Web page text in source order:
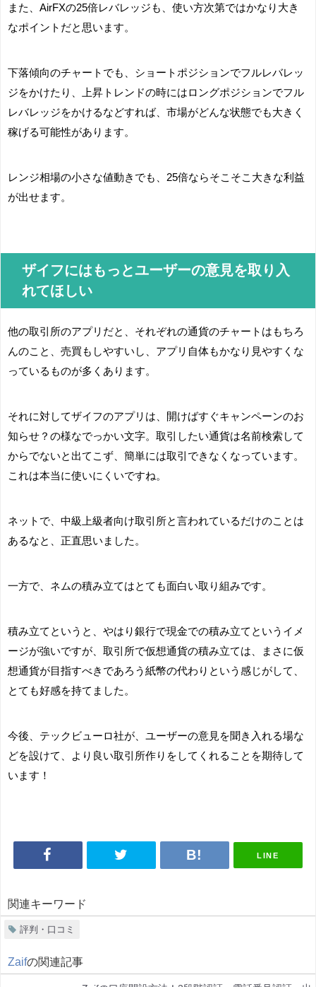
また、AirFXの25倍レバレッジも、使い方次第ではかなり大き
なポイントだと思います。
下落傾向のチャートでも、ショートポジションでフルレバレッ
ジをかけたり、上昇トレンドの時にはロングポジションでフル
レバレッジをかけるなどすれば、市場がどんな状態でも大きく
稼げる可能性があります。
レンジ相場の小さな値動きでも、25倍ならそこそこ大きな利益
が出せます。
ザイフにはもっとユーザーの意見を取り入
れてほしい
他の取引所のアプリだと、それぞれの通貨のチャートはもちろ
んのこと、売買もしやすいし、アプリ自体もかなり見やすくな
っているものが多くあります。
それに対してザイフのアプリは、開けばすぐキャンペーンのお
知らせ？の様なでっかい文字。取引したい通貨は名前検索して
からでないと出てこず、簡単には取引できなくなっています。
これは本当に使いにくいですね。
ネットで、中級上級者向け取引所と言われているだけのことは
あるなと、正直思いました。
一方で、ネムの積み立てはとても面白い取り組みです。
積み立てというと、やはり銀行で現金での積み立てというイメ
ージが強いですが、取引所で仮想通貨の積み立ては、まさに仮
想通貨が目指すべきであろう紙幣の代わりという感じがして、
とても好感を持てました。
今後、テックビューロ社が、ユーザーの意見を聞き入れる場な
どを設けて、より良い取引所作りをしてくれることを期待して
います！
LINE
関連キーワード
評判・口コミ
Zaifの関連記事